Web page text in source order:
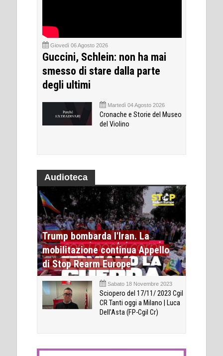
Giovedì 06 Agosto 2026
Guccini, Schlein: non ha mai
smesso di stare dalla parte
degli ultimi
Martedì 04 Agosto 2026
Cronache e Storie del Museo
del Violino
Audioteca
Trump bombarda l'Iran. La
mobilitazione continua Appello
di Stop Rearm Europe
Sabato 18 Novembre 2023
Sciopero del 17/11/ 2023 Cgil
CR Tanti oggi a Milano | Luca
Dell’Asta (FP-Cgil Cr)